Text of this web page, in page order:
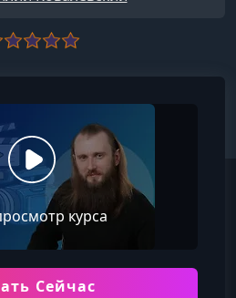
курса
Сейчас